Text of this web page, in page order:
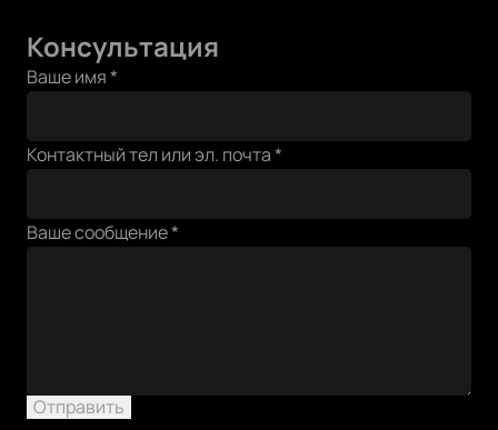
Консультация
имя
Ваше имя*
Контактный тел или эл. почта*
Ваше сообщение*
Отправить